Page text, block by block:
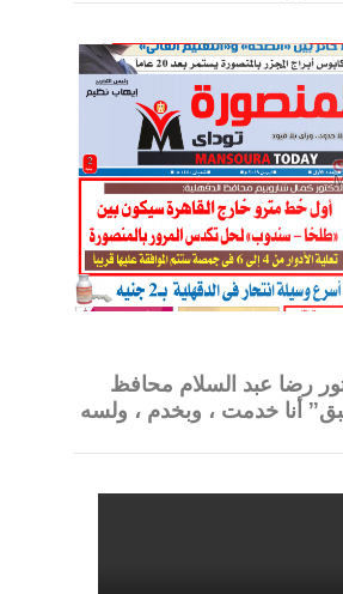
رضا عبد السلام محافظ
أنا خدمت ، وبخدم ، ولسه